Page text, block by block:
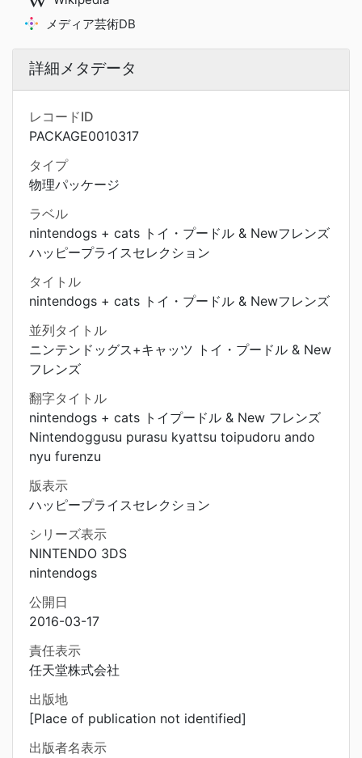
メディア芸術DB
詳細メタデータ
レコードID
PACKAGE0010317
タイプ
物理パッケージ
ラベル
nintendogs + cats トイ・プードル & Newフレンズ
ハッピープライスセレクション
タイトル
nintendogs + cats トイ・プードル & Newフレンズ
並列タイトル
ニンテンドッグス+キャッツ トイ・プードル & New
フレンズ
翻字タイトル
nintendogs + cats トイプードル & New フレンズ
Nintendoggusu purasu kyattsu toipudoru ando
nyu furenzu
版表示
ハッピープライスセレクション
シリーズ表示
NINTENDO 3DS
nintendogs
公開日
2016-03-17
責任表示
任天堂株式会社
出版地
[Place of publication not identified]
出版者名表示